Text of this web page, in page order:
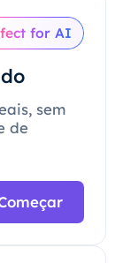
for AI
sem
de